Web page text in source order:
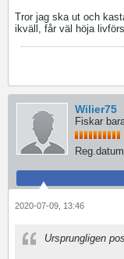
Tror jag ska ut och
ikväll, får väl höja
Wilier75
Fiskar
2020-07-09, 13:46
Ursprungligen